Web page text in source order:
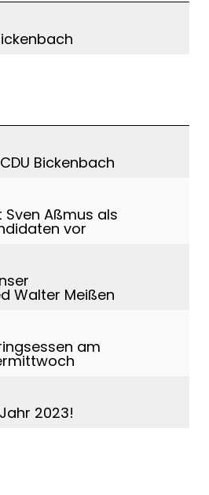
Bickenbach
Aßmus als
vor
Walter Meißen
am
2023!